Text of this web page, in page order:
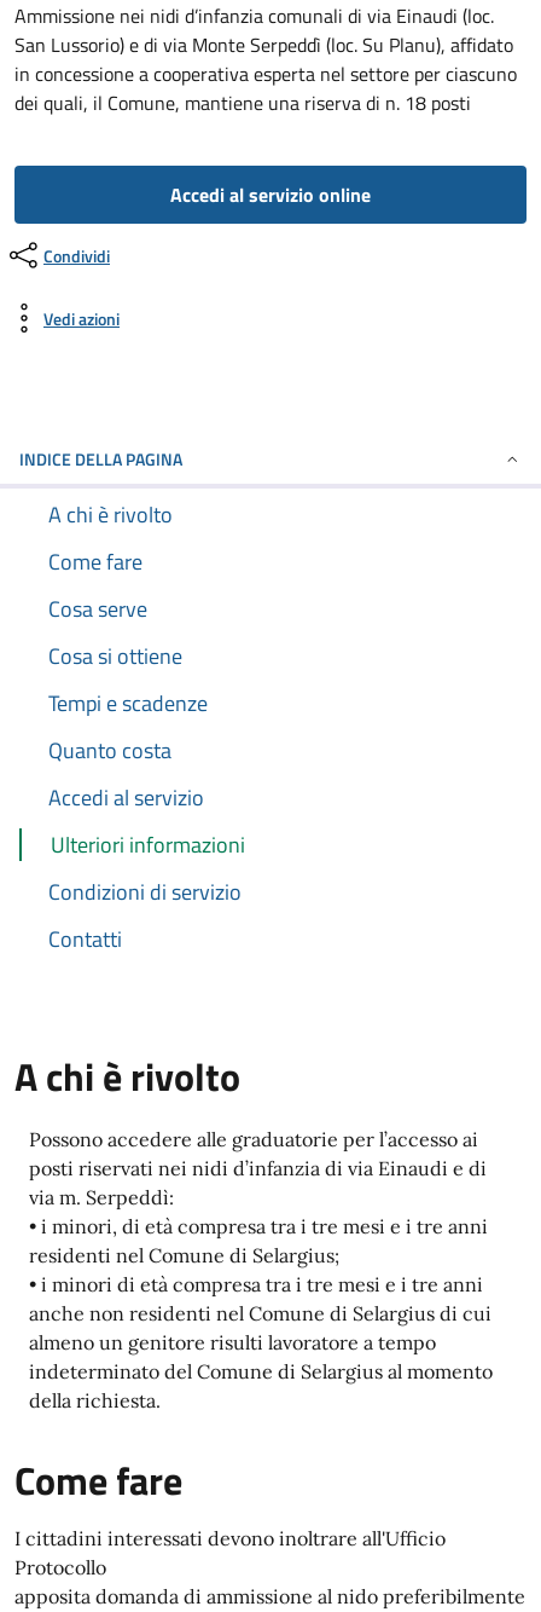
Ammissione nei nidi d’infanzia comunali di via Einaudi (loc.
San Lussorio) e di via Monte Serpeddì (loc. Su Planu), affidato
in concessione a cooperativa esperta nel settore per ciascuno
dei quali, il Comune, mantiene una riserva di n. 18 posti
Accedi al servizio online
Condividi
Vedi azioni
INDICE DELLA PAGINA
A chi è rivolto
Come fare
Cosa serve
Cosa si ottiene
Tempi e scadenze
Quanto costa
Accedi al servizio
Ulteriori informazioni
Condizioni di servizio
Contatti
A chi è rivolto
Possono accedere alle graduatorie per l’accesso ai
posti riservati nei nidi d’infanzia di via Einaudi e di
via m. Serpeddì:
• i minori, di età compresa tra i tre mesi e i tre anni
residenti nel Comune di Selargius;
• i minori di età compresa tra i tre mesi e i tre anni
anche non residenti nel Comune di Selargius di cui
almeno un genitore risulti lavoratore a tempo
indeterminato del Comune di Selargius al momento
della richiesta.
Come fare
I cittadini interessati devono inoltrare all'Ufficio
Protocollo
apposita domanda di ammissione al nido preferibilmente